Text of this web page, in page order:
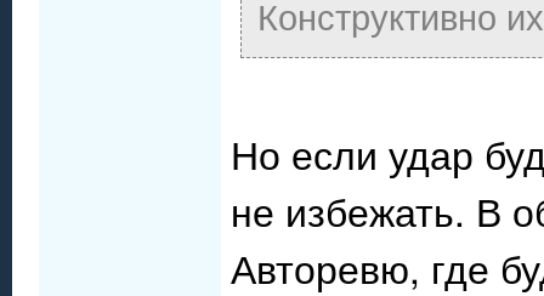
Конструктивно
Но если удар
не избежать. В
Авторевю, где